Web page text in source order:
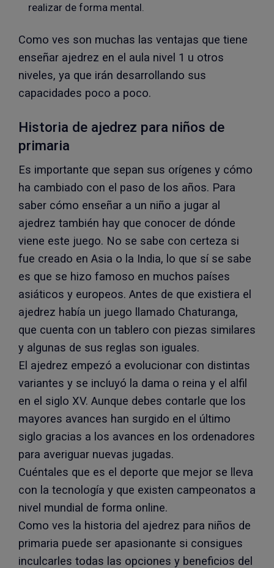
realizar de forma mental.
Como ves son muchas las ventajas que tiene
enseñar ajedrez en el aula nivel 1 u otros
niveles, ya que irán desarrollando sus
capacidades poco a poco.
Historia de ajedrez para niños de
primaria
Es importante que sepan sus orígenes y cómo
ha cambiado con el paso de los años. Para
saber cómo enseñar a un niño a jugar al
ajedrez también hay que conocer de dónde
viene este juego. No se sabe con certeza si
fue creado en Asia o la India, lo que sí se sabe
es que se hizo famoso en muchos países
asiáticos y europeos. Antes de que existiera el
ajedrez había un juego llamado Chaturanga,
que cuenta con un tablero con piezas similares
y algunas de sus reglas son iguales.
El ajedrez empezó a evolucionar con distintas
variantes y se incluyó la dama o reina y el alfil
en el siglo XV. Aunque debes contarle que los
mayores avances han surgido en el último
siglo gracias a los avances en los ordenadores
para averiguar nuevas jugadas.
Cuéntales que es el deporte que mejor se lleva
con la tecnología y que existen campeonatos a
nivel mundial de forma online.
Como ves la historia del ajedrez para niños de
primaria puede ser apasionante si consigues
inculcarles todas las opciones y beneficios del